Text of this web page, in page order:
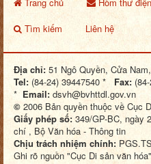
Địa chỉ:51 Ngô Quyền, Cửa
©2006 Bản quyền thuộc về Cục
Giấy phép số:349/GP-BC, ngày
chí , Bộ Văn hóa - Thông tin
Chịu trách nhiệm chính:
Ghi rõ nguồn "Cục Di sản văn
Website này